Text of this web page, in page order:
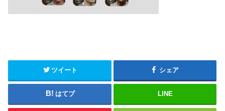
ツイート シェア
はてブ LINE